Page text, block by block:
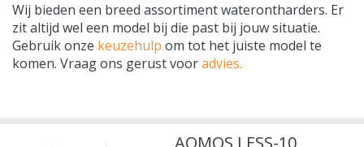
Wij bieden een breed assortiment waterontharders. Er
zit altijd wel een model bij die past bij jouw situatie.
Gebruik onze keuzehulp om tot het juiste model te
komen. Vraag ons gerust vooradvies.
AQMOS LESS-10